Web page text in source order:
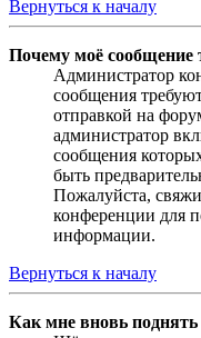
Вернуться к началу
Почему моё сообщение
Администратор
сообщения
отправкой на
администратор
сообщения
быть
Пожалуйста,
конференции для
информации.
Вернуться к началу
Как мне вновь